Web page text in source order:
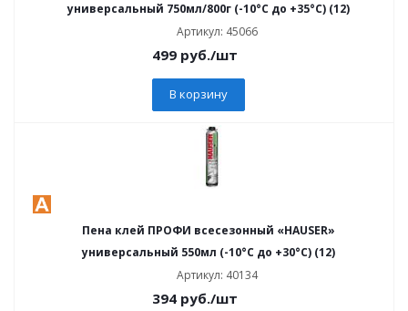
универсальный 750мл/800г (-10°С до +35°С) (12)
Артикул: 45066
499 руб./шт
В корзину
Пена клей ПРОФИ всесезонный «HAUSER»
универсальный 550мл (-10°С до +30°С) (12)
Артикул: 40134
394 руб./шт